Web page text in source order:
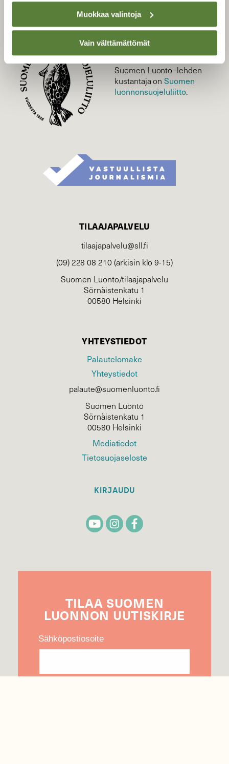
Muokkaa valintoja
Vain välttämättömätSUOMEN LUONNON­
Suomen Luonto -lehden
kustantaja onSuomen
luonnonsuojelu­liitto.
TILAAJAPALVELU
tilaajapalvelu@sll.fi
(09) 228 08 210 (arkisin klo 9-15)
Suomen Luonto/tilaajapalvelu
Sörnäistenkatu 1
00580 Helsinki
YHTEYSTIEDOT
Palautelomake
Yhteystiedot
palaute@suomenluonto.fi
Suomen Luonto
Sörnäistenkatu 1
00580 Helsinki
Mediatiedot
Tietosuojaseloste
KIRJAUDU
TILAA SUOMEN
LUONNON UUTIS­KIRJE
Sähköpostiosoite